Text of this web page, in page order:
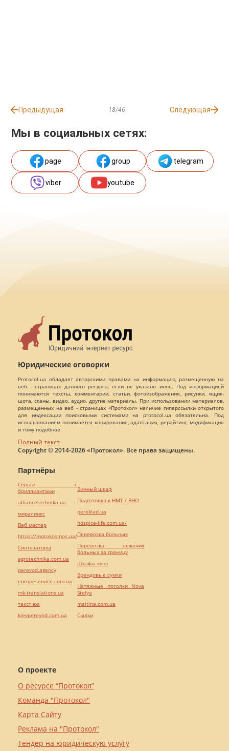
Предыдущая 18/46 Следующая
Мы в социальных сетях:
page group telegram
viber youtube
Юридические оговорки
Protocol.ua обладает авторскими правами на информацию, размещенную на
веб - страницах данного ресурса, если не указано иное. Под информацией
понимаются тексты, комментарии, статьи, фотоизображения, рисунки, ящик-
шота, сканы, видео, аудио, другие материалы. При использовании материалов,
размещенных на веб - страницах «Протокол» наличие гиперссылки открытого
для индексации поисковыми системами на protocol.ua обязательна. Под
использованием понимается копирования, адаптация, рерайтинг, модификация
и тому подобное.
Полный текст
Copyright © 2014-2026 «Протокол». Все права защищены.
О проекте
О ресурсе “Протокол”
Команда "Протокол"
Карта Сайту
Реклама на "Протокол"
Тендер на юридическую услугу
Партнёры
Серьги с
бриллиантами
alliancetechnika.ua
миралинкс
Веб мастер
https://motokosmos.ua/
Синтезаторы
agrotechnika.com.ua
perevod.agency
europeservice.com.ua
mk-translations.ua
текст юа
kievperevod.com.ua
Винный шкаф
Подготовка к НМТ / ВНО
pereklad.ua
hospice-life.com.ua/
Перевозка больных
Перевозка лежачих
больных за границу
Шкафы купе
Брендовые сумки
Натяжные потолки Nova
Stelya
maltina.com.ua
Cылки